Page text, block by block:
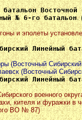
Восточной
№ 6-го батальон.
и эполеты
Линейный
(Восточный
(Восточный
Линейный
военного
кителя и фуражки в
ВО № 87)